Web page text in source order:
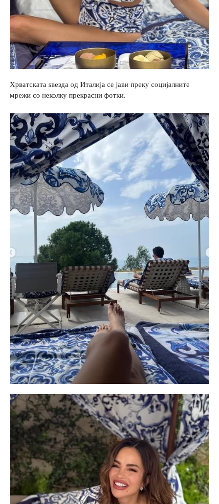
Хрватската ѕвезда од Италија се јави преку социјалните
мрежи со неколку прекрасни фотки.